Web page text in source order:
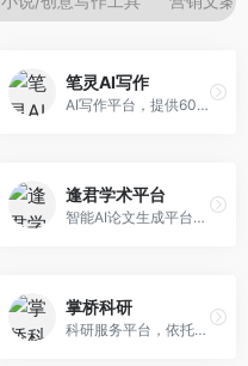
笔灵AI写作
AI写作平台，提供600+写作模板。面向学生、职场人士和内容创作者，支持论文、公文、营销文案等多种文体，模板丰富，一键生成，写作效率大幅提升。
逢君学术平台
智能AI论文生成平台，支持查重检测。面向高校学生和研究人员，提供论文选题、内容生成、查重修改等一站式服务，学术写作流程完整。
掌桥科研
科研服务平台，依托3亿+真实文献数据库。面向学术研究者和学生，提供文献检索、论文写作、科研数据分析等服务，文献资源丰富，学术支持专业。